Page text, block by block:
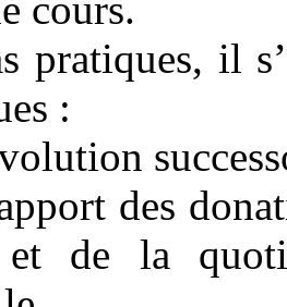
pratiques, il
:
des
et de la